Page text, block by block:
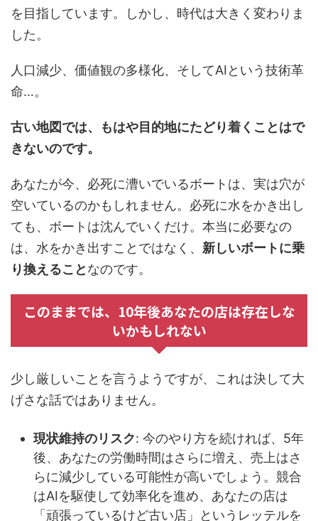
を目指しています。しかし、時代は大きく変わりま
した。
人口減少、価値観の多様化、そしてAIという技術革
命…。
古い地図では、もはや目的地にたどり着くことはで
きないのです。
あなたが今、必死に漕いでいるボートは、実は穴が
空いているのかもしれません。必死に水をかき出し
ても、ボートは沈んでいくだけ。本当に必要なの
は、水をかき出すことではなく、 新しいボートに乗
り換えることなのです。
このままでは、10年後あなたの店は存在しな
いかもしれない
少し厳しいことを言うようですが、これは決して大
げさな話ではありません。
現状維持のリスク: 今のやり方を続ければ、5年
後、あなたの労働時間はさらに増え、売上はさ
らに減少している可能性が高いでしょう。競合
はAIを駆使して効率化を進め、あなたの店は
「頑張っているけど古い店」というレッテルを